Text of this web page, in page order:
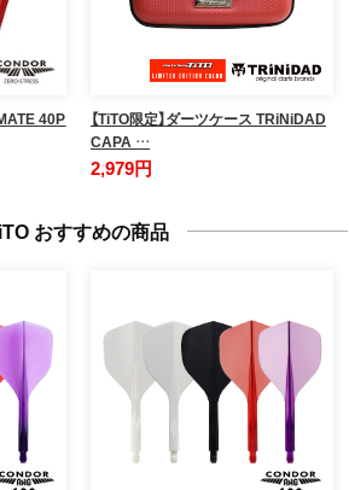
40P
【TiTO限定】ダーツケース TRiNiDAD
CAPA …
2,979円
おすすめの商品